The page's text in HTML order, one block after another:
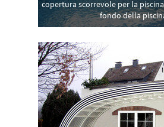
copertura scorrevole per la
fondo della